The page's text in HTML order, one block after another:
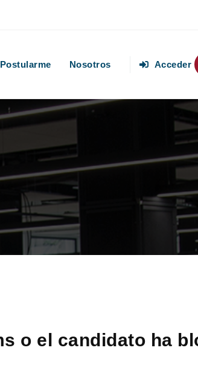
Postularme Nosotros Acceder
o el candidato ha